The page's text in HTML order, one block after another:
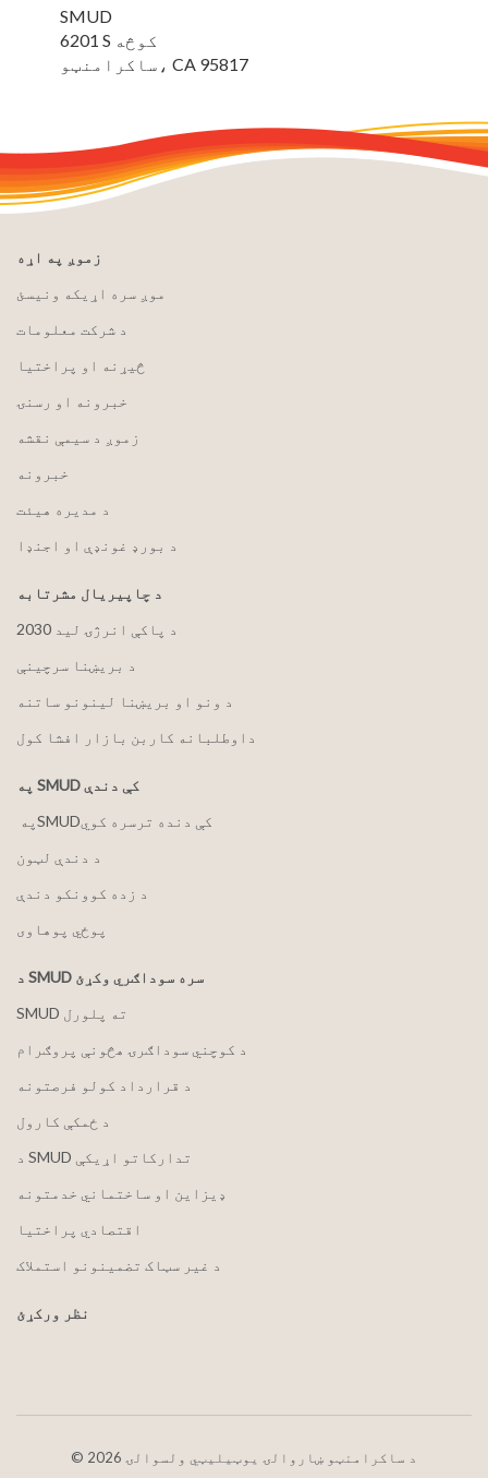
SMUD
6201 S کوڅه
ساکرامنټو، CA 95817
زموږ په اړه
موږ سره اړیکه ونیسئ
د شرکت معلومات
څیړنه او پراختیا
خبرونه او رسنۍ
زموږ د سیمې نقشه
خبرونه
د مدیره هیئت
د بورډ غونډې او اجنډا
د چاپیریال مشرتابه
2030 د پاکې انرژۍ لید
د بریښنا سرچینې
د ونو او بریښنا لینونو ساتنه
داوطلبانه کاربن بازار افشا کول
په SMUD کې دندې
په ‏‎SMUD‎‏ کې دنده ترسره کوي
د دندې لټون
د زده کوونکو دندې
پوځي پوهاوی
د SMUD سره سوداګري وکړئ
SMUD ته پلورل
د کوچني سوداګرۍ هڅونې پروګرام
د قرارداد کولو فرصتونه
د ځمکې کارول
د SMUD تدارکاتو اړیکې
ډیزاین او ساختماني خدمتونه
اقتصادي پراختیا
د غیر سټاک تضمینونو استملاک
نظر ورکړئ
© 2026 د ساکرامنټو ښاروالۍ یوټیلیټي ولسوالۍ